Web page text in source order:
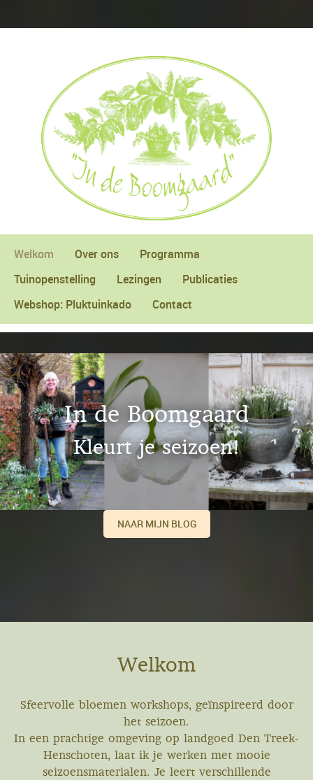
Welkom Over ons
Programma
Tuinopenstelling
Lezingen
Publicaties
Webshop: Pluktuinkado
Contact
In de Boomgaard
Kleurt je seizoen!
NAAR MIJN BLOG
Welkom
Sfeervolle bloemen workshops, geïnspireerd door
het seizoen.
In een prachtige omgeving op landgoed Den Treek-
Henschoten, laat ik je werken met mooie
seizoensmaterialen. Je leert verschillende